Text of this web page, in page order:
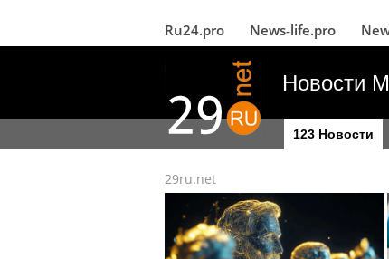
Ru24.pro News‑life.pro
Новости
123 Новости
29ru.net